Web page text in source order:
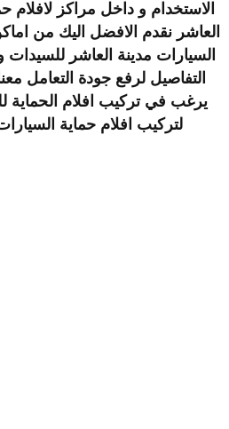
الاستخدام و داخل مراكز لافلام
السيارات مدينة العاشر للسيدات
التفاصيل لرفع جودة التعامل
يرغب في تركيب افلام الحماية
لتركيب افلام حماية